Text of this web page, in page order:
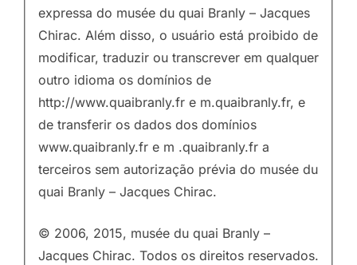
expressa do musée du quai Branly – Jacques
Chirac. Além disso, o usuário está proibido de
modificar, traduzir ou transcrever em qualquer
outro idioma os domínios de
http://www.quaibranly.fr e m.quaibranly.fr, e
de transferir os dados dos domínios
www.quaibranly.fr e m .quaibranly.fr a
terceiros sem autorização prévia do musée du
quai Branly – Jacques Chirac.
© 2006, 2015, musée du quai Branly –
Jacques Chirac. Todos os direitos reservados.